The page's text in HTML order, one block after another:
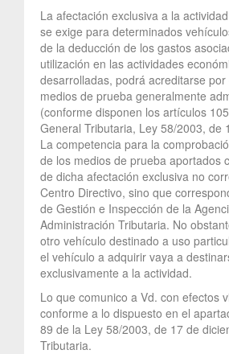
La afectación exclusiva a la
se exige para determinados
de la deducción de los gastos
utilización en las actividades
desarrolladas, podrá acreditarse
medios de prueba generalmente
(conforme disponen los artículos
General Tributaria, Ley 58/2003, de
La competencia para la
de los medios de prueba aportados
de dicha afectación exclusiva no
Centro Directivo, sino que
de Gestión e Inspección de la
Administración Tributaria. No
otro vehículo destinado a uso
el vehículo a adquirir vaya a
exclusivamente a la actividad.
Lo que comunico a Vd. con efectos
conforme a lo dispuesto en el
89 de la Ley 58/2003, de 17 de
Tributaria.